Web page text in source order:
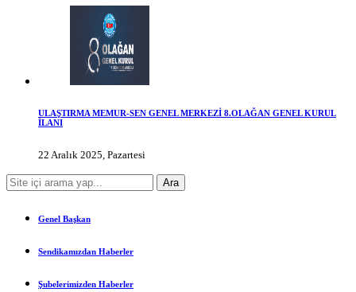
ULAŞTIRMA MEMUR-SEN GENEL MERKEZİ 8.OLAĞAN GENEL KURUL
İLANI
22 Aralık 2025, Pazartesi
Genel Başkan
Sendikamızdan Haberler
Şubelerimizden Haberler